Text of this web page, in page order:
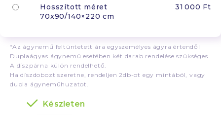
Hosszított méret
70x90/140×220 cm
31 000 Ft
*Az ágynemű feltüntetett ára egyszemélyes ágyra értendő!
Duplaágyas ágynemű esetében két darab rendelése szükséges.
A díszpárna külön rendelhető.
Ha díszdobozt szeretne, rendeljen 2db-ot egy mintából, vagy
dupla ágyneműhuzatot.
Készleten